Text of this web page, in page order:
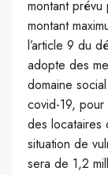
montant
montant
l’article 9 du
adopte des
domaine
covid-19,
des locataires
situation de
sera de 1,2